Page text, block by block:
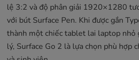
lệ 3:2 và độ phân giải 1920×1280
với bút Surface Pen. Khi được gắn
thành một chiếc tablet lai laptop nhỏ
lý, Surface Go 2 là lựa chọn phù hợp